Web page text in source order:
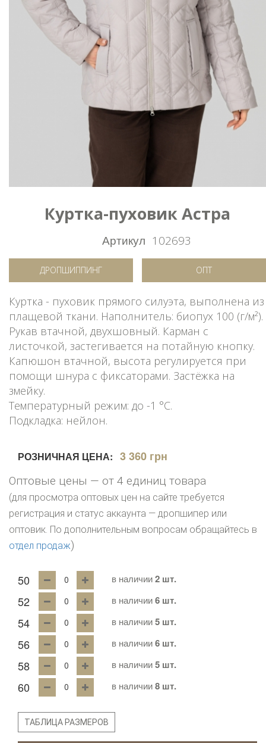
Куртка-пуховик Астра
Артикул 102693
ДРОПШИППИНГ ОПТ
Куртка - пуховик прямого силуэта, выполнена из
плащевой ткани. Наполнитель: биопух 100 (г/м²).
Рукав втачной, двухшовный. Карман с
листочкой, застегивается на потайную кнопку.
Капюшон втачной, высота регулируется при
помощи шнура с фиксаторами. Застёжка на
змейку.
Температурный режим: до -1 °C.
Подкладка: нейлон.
РОЗНИЧНАЯ ЦЕНА: 3 360 грн
Оптовые цены — от 4 единиц товара
(для просмотра оптовых цен на сайте требуется
регистрация и статус аккаунта — дропшипер или
оптовик. По дополнительным вопросам обращайтесь в
отдел продаж)
50 в наличии2 шт.
52 в наличии6 шт.
54 в наличии5 шт.
56 в наличии6 шт.
58 в наличии5 шт.
60 в наличии8 шт.
ТАБЛИЦА РАЗМЕРОВ